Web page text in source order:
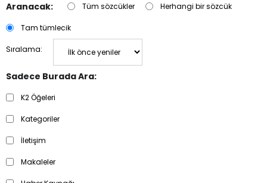
Aranacak: Tüm sözcükler Herhangi bir sözcük
Tam tümlecik
Sıralama:
Sadece Burada Ara:
K2 Öğeleri
Kategoriler
İletişim
Makaleler